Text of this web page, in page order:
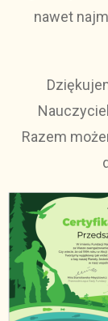
nawet
Razem